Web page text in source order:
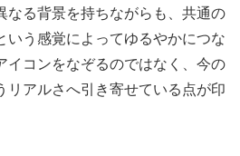
なる背景を持ちながらも、共通の
いう感覚によってゆるやかにつな
イコンをなぞるのではなく、今の
リアルさへ引き寄せている点が印